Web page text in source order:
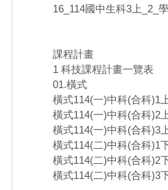
16_114國中生科3上_2_
課程計畫
1 科技課程計畫一覽表
01.橫式
橫式114(一)中科(合科)1
橫式114(一)中科(合科)2
橫式114(一)中科(合科)3
橫式114(二)中科(合科)1
橫式114(二)中科(合科)2
橫式114(二)中科(合科)3